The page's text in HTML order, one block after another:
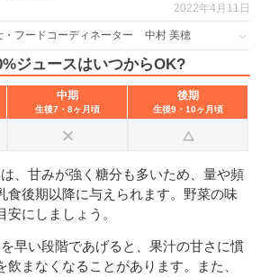
2022年4月11日
・フードコーディネーター 中村 美穂
ジュースはいつからOK?
中期
生後7・8ヶ月頃
後期
生後9・10ヶ月頃
、甘みが強く糖分も多いため、量や頻
食後期以降に与えられます。野菜の味
にしましょう。
早い段階であげると、果汁の甘さに慣
飲まなくなることがあります。また、